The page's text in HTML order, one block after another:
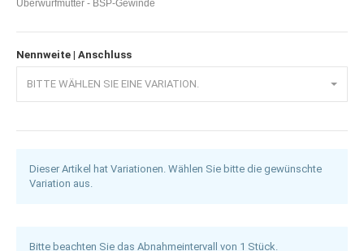
Überwurfmutter - BSP-Gewinde
Nennweite | Anschluss
BITTE WÄHLEN SIE EINE VARIATION.
Dieser Artikel hat Variationen. Wählen Sie bitte die gewünschte
Variation aus.
Bitte beachten Sie das Abnahmeintervall von 1 Stück.